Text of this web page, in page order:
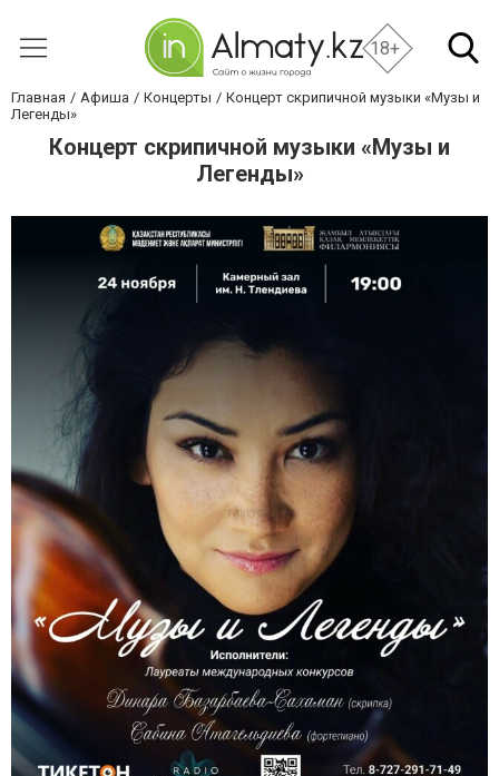
18+
Главная Афиша Концерты
Концерт скрипичной музыки «Музы и
Легенды»
Концерт скрипичной музыки «Музы и
Легенды»